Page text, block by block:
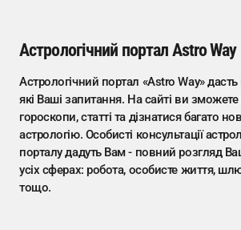
Астрологічний портал Astro Way
Астрологічний портал «Astro Way» дасть
які Ваші запитання. На сайті ви
гороскопи, статті та дізнатися багато
астрологію. Особисті консультації
порталу дадуть Вам - повний розгляд
усіх сферах: робота, особисте життя,
тощо.